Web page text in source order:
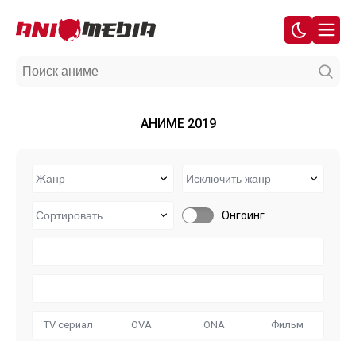
АНИМЕ 2019
Онгоинг
TV сериал OVA ONA Фильм